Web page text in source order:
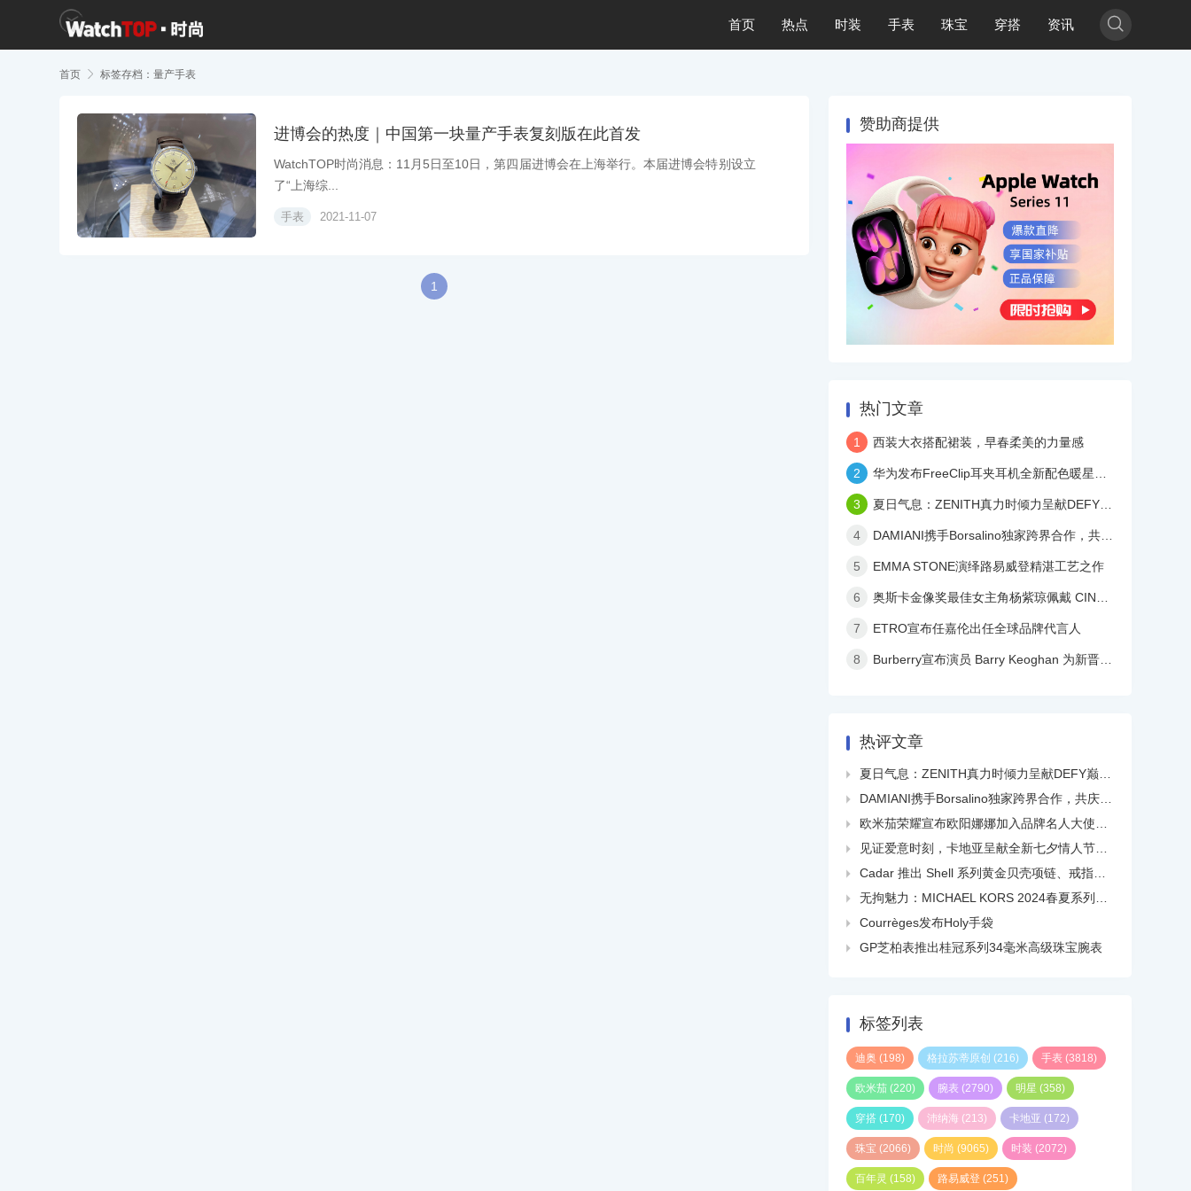
首页 热点 时装 手表 珠宝 穿搭 资讯 
首页  标签存档：量产手表
进博会的热度｜中国第一块量产手表复刻版在此首发
WatchTOP时尚消息：11月5日至10日，第四届进博会在上海举行。本届进博会特别设立
了“上海综...
手表 2021-11-07
1
赞助商提供
热门文章
1 西装大衣搭配裙装，早春柔美的力量感
2 华为发布FreeClip耳夹耳机全新配色暖星云，再度引领时尚潮流！
3 夏日气息：ZENITH真力时倾力呈献DEFY巅峰系列镂空天际腕表白色陶瓷款
4 DAMIANI携手Borsalino独家跨界合作，共庆品牌百年华诞
5 EMMA STONE演绎路易威登精湛工艺之作
6 奥斯卡金像奖最佳女主角杨紫琼佩戴 CINDY CHAO 艺术珠宝亮相颁奖典礼
7 ETRO宣布任嘉伦出任全球品牌代言人
8 Burberry宣布演员 Barry Keoghan 为新晋品牌大使
热评文章

夏日气息：ZENITH真力时倾力呈献DEFY巅峰系列镂空天际腕表白色陶瓷款

DAMIANI携手Borsalino独家跨界合作，共庆品牌百年华诞

欧米茄荣耀宣布欧阳娜娜加入品牌名人大使大家庭

见证爱意时刻，卡地亚呈献全新七夕情人节短片

Cadar 推出 Shell 系列黄金贝壳项链、戒指、耳环等

无拘魅力：MICHAEL KORS 2024春夏系列广告大片正式发布

Courrèges发布Holy手袋

GP芝柏表推出桂冠系列34毫米高级珠宝腕表
标签列表
迪奥 (198) 格拉苏蒂原创 (216) 手表 (3818)
欧米茄 (220) 腕表 (2790) 明星 (358)
穿搭 (170) 沛纳海 (213) 卡地亚 (172)
珠宝 (2066) 时尚 (9065) 时装 (2072)
百年灵 (158) 路易威登 (251)